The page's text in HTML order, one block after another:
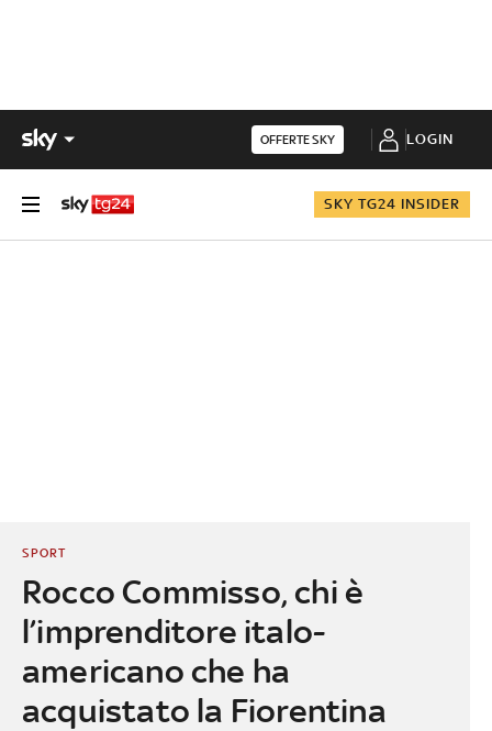
OFFERTE SKY LOGIN
SKY TG24 INSIDER
Rocco Commisso, chi è
l’imprenditore italo-
americano che ha
acquistato la Fiorentina
SPORT